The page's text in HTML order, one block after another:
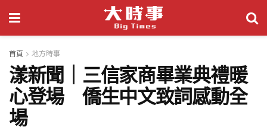
首頁 地方時事
漾新聞｜三信家商畢業典禮暖
心登場 僑生中文致詞感動全
場